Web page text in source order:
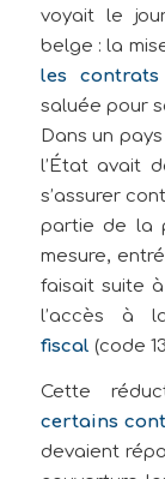
voyait le
belge : la
les
saluée pour
Dans un
l’État avait
s’assurer
partie de la
mesure,
faisait suite
l’accès à
fiscal (code
Cette
certains
devaient